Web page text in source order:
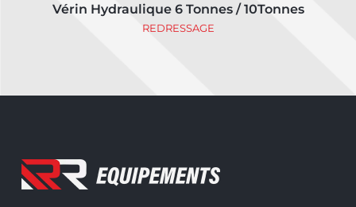
Vérin Hydraulique 6 Tonnes / 10Tonnes
REDRESSAGE